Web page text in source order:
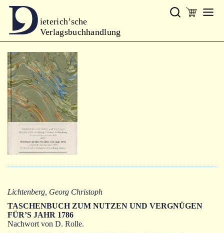
ieterich’sche
Verlagsbuchhandlung
Lichtenberg, Georg Christoph
TASCHENBUCH ZUM NUTZEN UND VERGNÜGEN
FÜR’S JAHR 1786
Nachwort von D. Rolle.